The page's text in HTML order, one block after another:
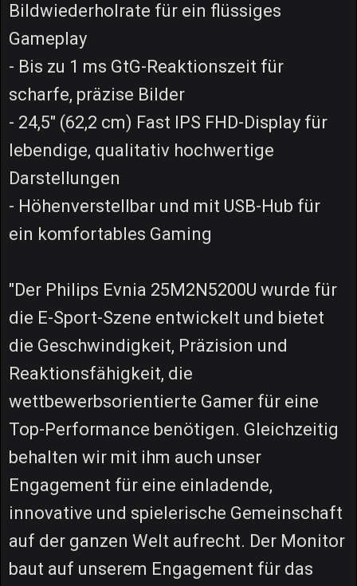
Bildwiederholrate für ein flüssiges
Gameplay
- Bis zu 1 ms GtG-Reaktionszeit für
scharfe, präzise Bilder
- 24,5" (62,2 cm) Fast IPS FHD-Display für
lebendige, qualitativ hochwertige
Darstellungen
- Höhenverstellbar und mit USB-Hub für
ein komfortables Gaming
"Der Philips Evnia 25M2N5200U wurde für
die E-Sport-Szene entwickelt und bietet
die Geschwindigkeit, Präzision und
Reaktionsfähigkeit, die
wettbewerbsorientierte Gamer für eine
Top-Performance benötigen. Gleichzeitig
behalten wir mit ihm auch unser
Engagement für eine einladende,
innovative und spielerische Gemeinschaft
auf der ganzen Welt aufrecht. Der Monitor
baut auf unserem Engagement für das